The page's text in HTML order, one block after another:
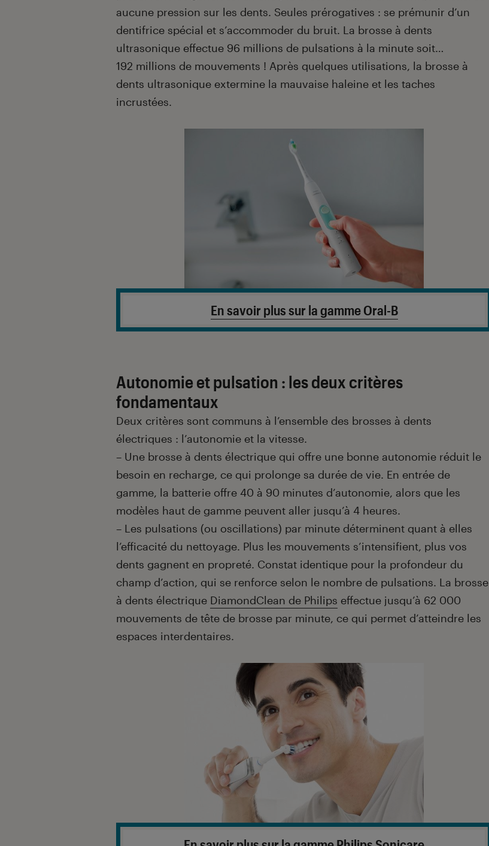
aucune pression sur les dents. Seules prérogatives : se prémunir d’un
dentifrice spécial et s’accommoder du bruit. La brosse à dents
ultrasonique effectue 96 millions de pulsations à la minute soit…
192 millions de mouvements ! Après quelques utilisations, la brosse à
dents ultrasonique extermine la mauvaise haleine et les taches
incrustées.
En savoir plus sur la gamme Oral-B
Autonomie et pulsation : les deux critères
fondamentaux
Deux critères sont communs à l’ensemble des brosses à dents
électriques : l’autonomie et la vitesse.
– Une brosse à dents électrique qui offre une bonne autonomie réduit le
besoin en recharge, ce qui prolonge sa durée de vie. En entrée de
gamme, la batterie offre 40 à 90 minutes d’autonomie, alors que les
modèles haut de gamme peuvent aller jusqu’à 4 heures.
– Les pulsations (ou oscillations) par minute déterminent quant à elles
l’efficacité du nettoyage. Plus les mouvements s’intensifient, plus vos
dents gagnent en propreté. Constat identique pour la profondeur du
champ d’action, qui se renforce selon le nombre de pulsations. La brosse
à dents électrique DiamondClean de Philips effectue jusqu’à 62 000
mouvements de tête de brosse par minute, ce qui permet d’atteindre les
espaces interdentaires.